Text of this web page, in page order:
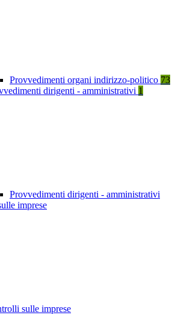
Provvedimenti organi indirizzo-politico 73
dirigenti - amministrativi 1
Provvedimenti dirigenti - amministrativi
imprese
sulle imprese